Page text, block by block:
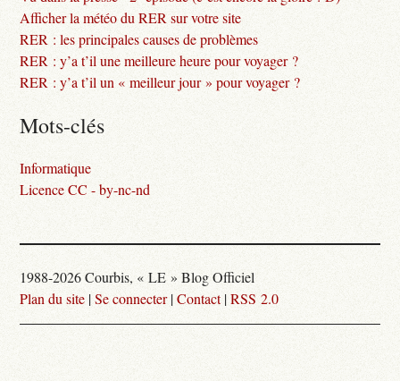
Afficher la météo du RER sur votre site
RER : les principales causes de problèmes
RER : y’a t’il une meilleure heure pour voyager ?
RER : y’a t’il un « meilleur jour » pour voyager ?
Mots-clés
Informatique
Licence CC - by-nc-nd
1988-2026 Courbis, « LE » Blog Officiel
Plan du site |Se connecter|Contact|RSS 2.0